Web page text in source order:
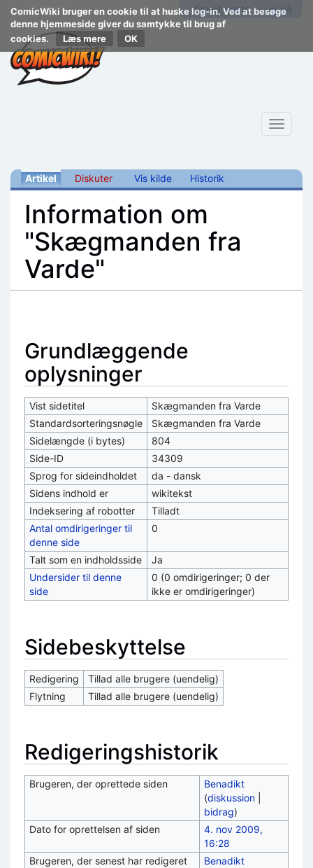
ComicWiki bruger en cookie til at huske log-in. Ved at besøge
denne hjemmeside giver du samtykke til brug af
cookies.
Læs mere
Opret konto Log på
Toggle
Artikel Diskuter Vis kilde Historik
Information om
"Skægmanden fra
Varde"
Grundlæggende
oplysninger
Vist sidetitel
Skægmanden fra Varde
Standardsorteringsnøgle
Skægmanden fra Varde
Sidelængde (i bytes)
804
Side-ID
34309
Sprog for sideindholdet
da - dansk
Sidens indhold er
wikitekst
Indeksering af robotter
Tilladt
Antal omdirigeringer til
denne side
0
Talt som en indholdsside
Ja
Undersider til denne
side
0 (0 omdirigeringer; 0 der
ikke er omdirigeringer)
Sidebeskyttelse
Redigering
Tillad alle brugere (uendelig)
Flytning
Tillad alle brugere (uendelig)
Redigeringshistorik
Brugeren, der oprettede siden
Benadikt
(diskussion|
bidrag)
Dato for oprettelsen af siden
4. nov 2009,
16:28
Brugeren, der senest har redigeret
Benadikt